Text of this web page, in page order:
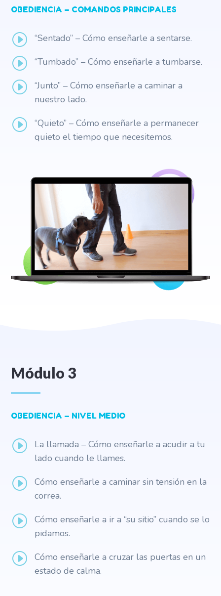
OBEDIENCIA – COMANDOS PRINCIPALES
I “Sentado” – Cómo enseñarle a sentarse.
I “Tumbado” – Cómo enseñarle a tumbarse.
I
“Junto” – Cómo enseñarle a caminar a
nuestro lado.
I
“Quieto” – Cómo enseñarle a permanecer
quieto el tiempo que necesitemos.
Módulo 3
OBEDIENCIA – NIVEL MEDIO
I
La llamada – Cómo enseñarle a acudir a tu
lado cuando le llames.
I
Cómo enseñarle a caminar sin tensión en la
correa.
I
Cómo enseñarle a ir a “su sitio” cuando se lo
pidamos.
I
Cómo enseñarle a cruzar las puertas en un
estado de calma.